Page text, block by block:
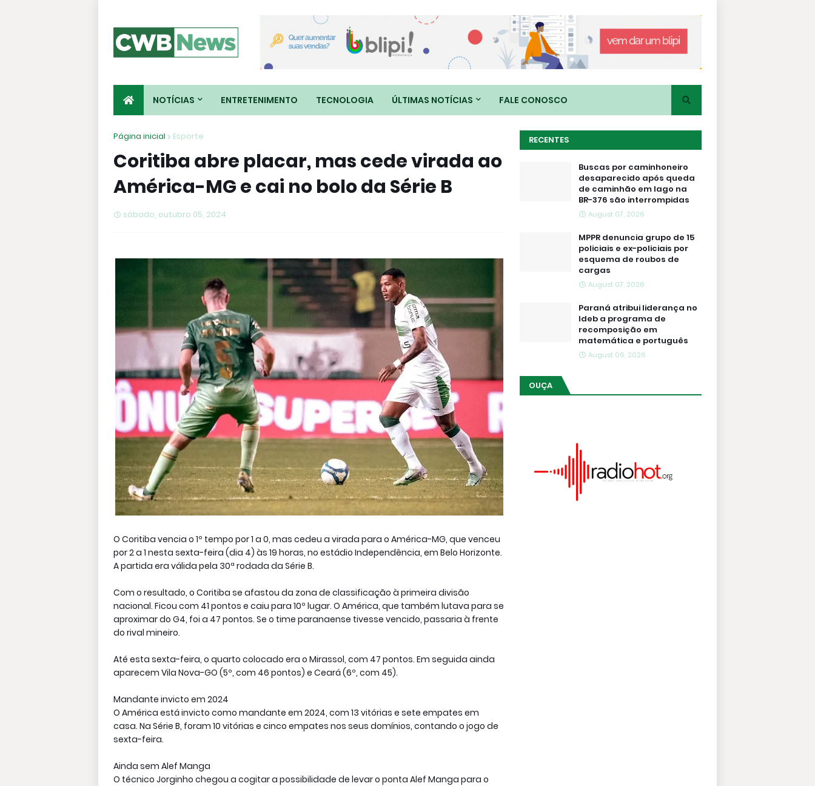
NOTÍCIAS ENTRETENIMENTO TECNOLOGIA ÚLTIMAS NOTÍCIAS FALE CONOSCO
Página inicial Esporte
Coritiba abre placar, mas cede virada ao
América-MG e cai no bolo da Série B
sábado, outubro 05, 2024
O Coritiba vencia o 1º tempo por 1 a 0, mas cedeu a virada para o América-MG, que venceu
por 2 a 1 nesta sexta-feira (dia 4) às 19 horas, no estádio Independência, em Belo Horizonte.
A partida era válida pela 30ª rodada da Série B.
Com o resultado, o Coritiba se afastou da zona de classificação à primeira divisão
nacional. Ficou com 41 pontos e caiu para 10º lugar. O América, que também lutava para se
aproximar do G4, foi a 47 pontos. Se o time paranaense tivesse vencido, passaria à frente
do rival mineiro.
Até esta sexta-feira, o quarto colocado era o Mirassol, com 47 pontos. Em seguida ainda
aparecem Vila Nova-GO (5º, com 46 pontos) e Ceará (6º, com 45).
Mandante invicto em 2024
O América está invicto como mandante em 2024, com 13 vitórias e sete empates em
casa. Na Série B, foram 10 vitórias e cinco empates nos seus domínios, contando o jogo de
sexta-feira.
Ainda sem Alef Manga
O técnico Jorginho chegou a cogitar a possibilidade de levar o ponta Alef Manga para o
RECENTES
Buscas por caminhoneiro
desaparecido após queda
de caminhão em lago na
BR-376 são interrompidas
August 07, 2026
MPPR denuncia grupo de 15
policiais e ex-policiais por
esquema de roubos de
cargas
August 07, 2026
Paraná atribui liderança no
Ideb a programa de
recomposição em
matemática e português
August 06, 2026
OUÇA